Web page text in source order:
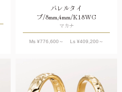
バレルタイ
プ/8mm,4mm/K18WG
マカナ
Ms ¥776,600 ～ Ls ¥409,200 ～